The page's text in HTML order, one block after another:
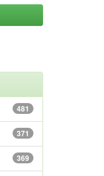
481
371
369